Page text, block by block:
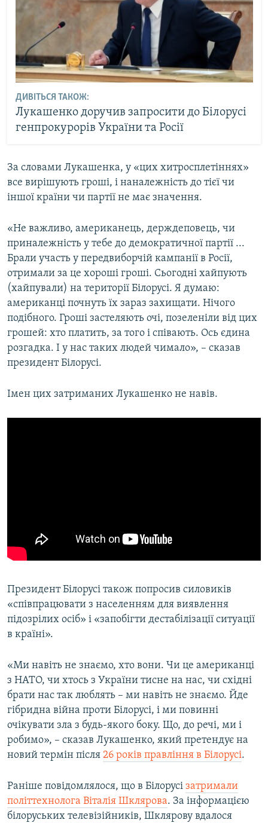
ДИВІТЬСЯ ТАКОЖ:
Лукашенко доручив запросити до Білорусі
генпрокурорів України та Росії
За словами Лукашенка, у «цих хитросплетіннях»
все вирішують гроші, і наналежність до тієї чи
іншої країни чи партії не має значення.
«Не важливо, американець, держдеповець, чи
приналежність у тебе до демократичної партії ...
Брали участь у передвиборчій кампанії в Росії,
отримали за це хороші гроші. Сьогодні хайпують
(хайпували) на території Білорусі. Я думаю:
американці почнуть їх зараз захищати. Нічого
подібного. Гроші застеляють очі, позеленіли від цих
грошей: хто платить, за того і співають. Ось єдина
розгадка. І у нас таких людей чимало», – сказав
президент Білорусі.
Імен цих затриманих Лукашенко не навів.
Президент Білорусі також попросив силовиків
«співпрацювати з населенням для виявлення
підозрілих осіб» і «запобігти дестабілізації ситуації
в країні».
«Ми навіть не знаємо, хто вони. Чи це американці
з НАТО, чи хтось з України тисне на нас, чи східні
брати нас так люблять – ми навіть не знаємо. Йде
гібридна війна проти Білорусі, і ми повинні
очікувати зла з будь-якого боку. Що, до речі, ми і
робимо», – сказав Лукашенко, який претендує на
новий термін після 26 років правління в Білорусі.
Раніше повідомлялося, що в Білорусі затримали
політтехнолога Віталія Шклярова. За інформацією
білоруських телевізійників, Шклярову вдалося